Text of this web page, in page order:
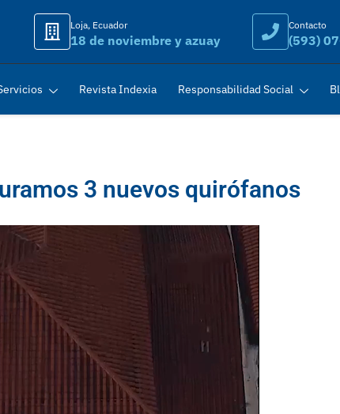
Loja, Ecuador
18 de noviembre y azuay
Contacto
(593)
Revista Indexia Responsabilidad Social
3 nuevos quirófanos